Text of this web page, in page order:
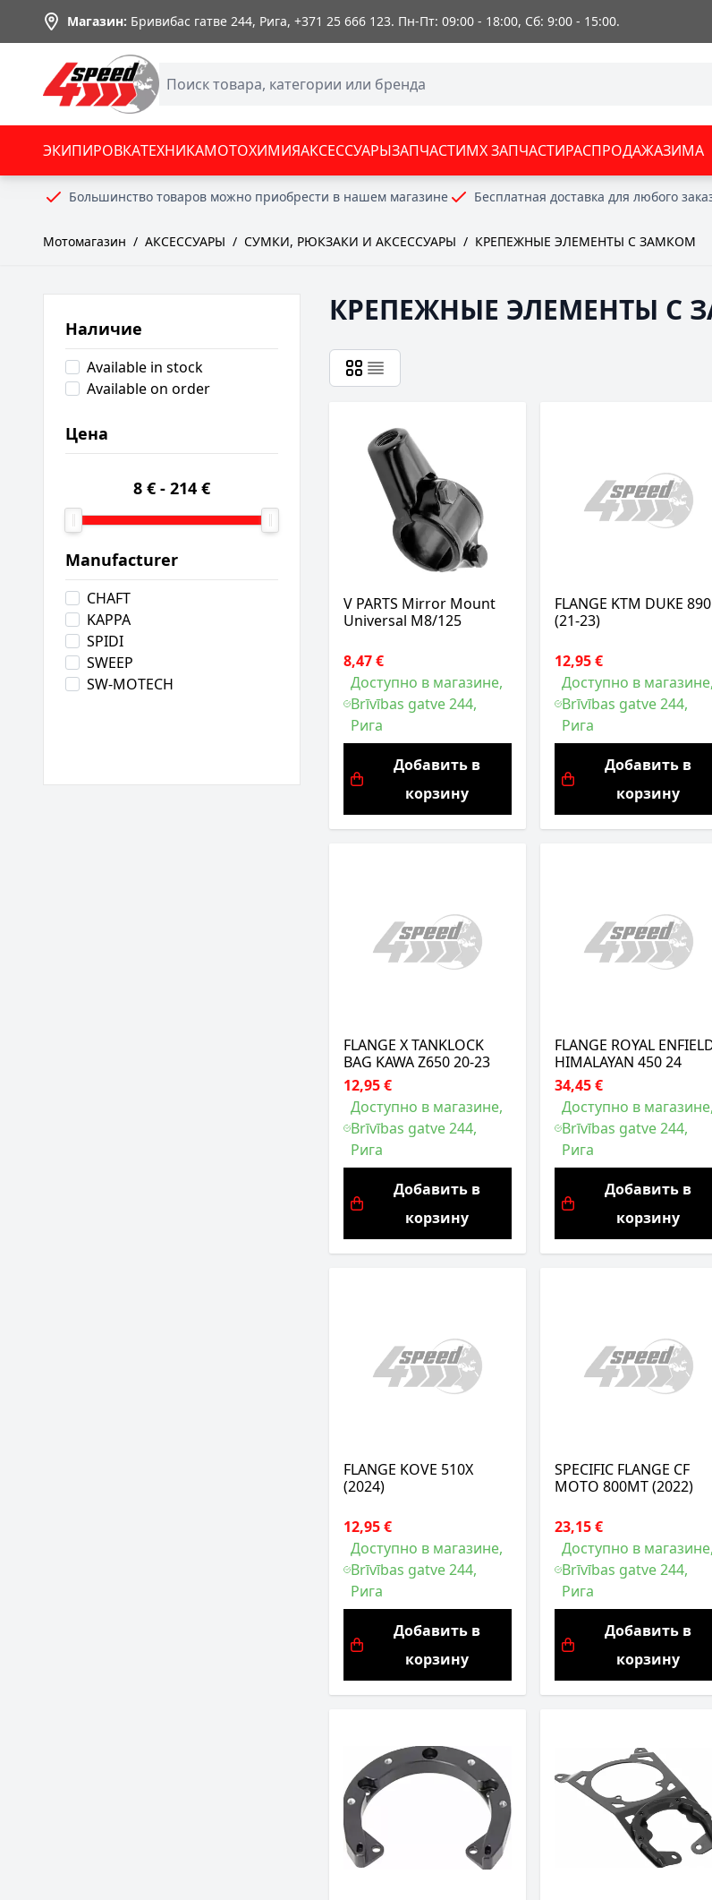
Skip to Content
Магазин: Бривибас гатве 244, Рига, +371 25 666 123. Пн-Пт: 09:00 - 18:00, Сб: 9:00 - 15:00.
ЭКИПИРОВКАТЕХНИКАМОТОХИМИЯАКСЕССУАРЫЗАПЧАСТИMX ЗАПЧАСТИРАСПРОДАЖАЗИМА
Большинство товаров можно приобрести в нашем магазине Бесплатная доставка для любого
Мотомагазин / АКСЕССУАРЫ / СУМКИ, РЮКЗАКИ И АКСЕССУАРЫ / КРЕПЕЖНЫЕ ЭЛЕМЕНТЫ С ЗАМКОМ
Наличие
Available in stock
Available on order
Цена
8 € - 214 €
Manufacturer
CHAFT
KAPPA
SPIDI
SWEEP
SW-MOTECH
КРЕПЕЖНЫЕ ЭЛЕМЕНТЫ С
V PARTS Mirror Mount
Universal M8/125
8,47 €
Доступно в магазине,
Brīvības gatve 244,
Рига
Добавить в
корзину
FLANGE KTM DUKE 890
(21-23)
12,95 €
Доступно в магазине,
Brīvības gatve 244,
Рига
Добавить в
корзину
FLANGE X TANKLOCK
BAG KAWA Z650 20-23
12,95 €
Доступно в магазине,
Brīvības gatve 244,
Рига
Добавить в
корзину
FLANGE ROYAL
HIMALAYAN 450 24
34,45 €
Доступно в магазине,
Brīvības gatve 244,
Рига
Добавить в
корзину
FLANGE KOVE 510X
(2024)
12,95 €
Доступно в магазине,
Brīvības gatve 244,
Рига
Добавить в
корзину
SPECIFIC FLANGE CF
MOTO 800MT (2022)
23,15 €
Доступно в магазине,
Brīvības gatve 244,
Рига
Добавить в
корзину